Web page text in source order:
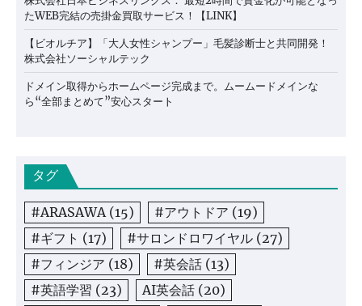
たWEB完結の売掛金買取サービス！【LINK】
【ビオルチア】「大人女性シャンプー」毛髪診断士と共同開発！
株式会社ソーシャルテック
ドメイン取得からホームページ完成まで。ムームードメインな
ら“全部まとめて”安心スタート
タグ
#ARASAWA (15) #アウトドア (19)
#ギフト (17) #サロンドロワイヤル (27)
#フィンジア (18) #英会話 (13)
#英語学習 (23) AI英会話 (20)